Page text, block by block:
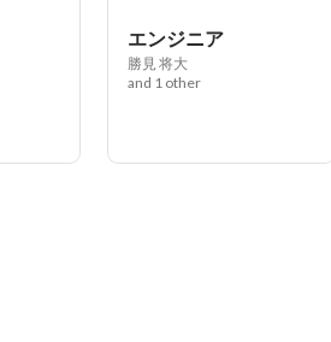
エンジニア
勝見 将大
and 1 other